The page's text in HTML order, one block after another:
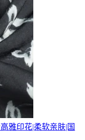
雅印花|柔软亲肤|国